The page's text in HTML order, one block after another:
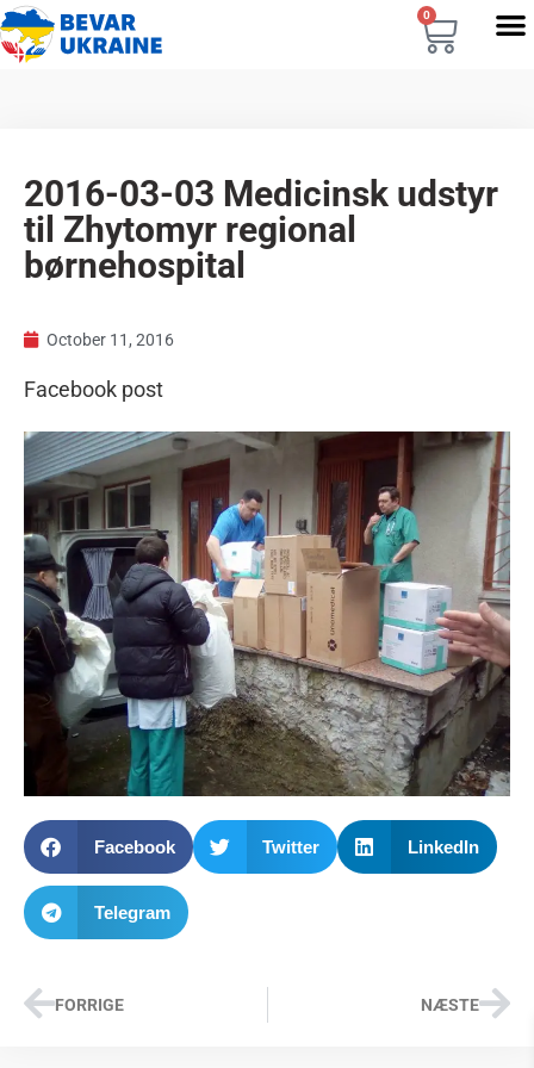
0
2016-03-03 Medicinsk udstyr
til Zhytomyr regional
børnehospital
October 11, 2016
Facebook post
Facebook Twitter LinkedIn
Telegram
FORRIGE NÆSTE